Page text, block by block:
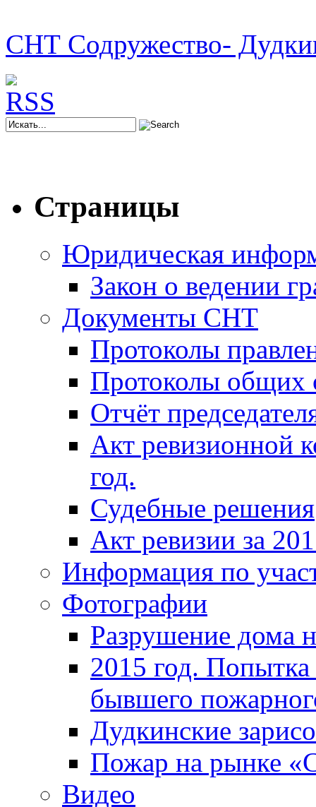
СНТ Содружество-
Страницы
Юридическая
Закон о ведении
Документы СНТ
Протоколы
Протоколы общих
Отчёт
Акт ревизионной
год.
Судебные решения
Акт ревизии за
Информация по
Фотографии
Разрушение дома
2015 год. Попытка
бывшего
Дудкинские
Пожар на рынке
Видео